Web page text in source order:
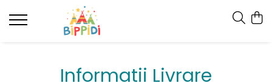
Informatii Livrare